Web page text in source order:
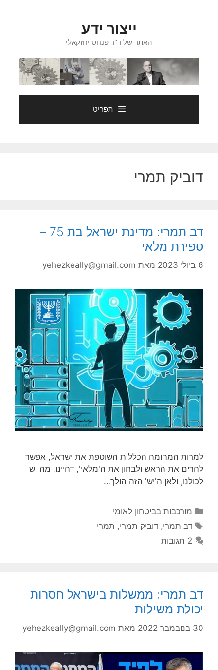
ייצור ידע
האתר של ד"ר פנחס יחזקאלי
תפריט
דוביק תמרי
דב תמרי: מדינת ישראל בת 75 –
ספירת מלאי
6 ביולי 2023 מאת yehezkeally@gmail.com
למרות המהומה הכללית השוטפת את ישראל, אפשר
להרים את הראש ולבחון את ה'מלאי', דהיינו, מה יש
לכולנו, ולאן ה'יש' הזה הולך…
קטגוריות
מורכבות בביטחון לאומי
תגיות
דב תמרי,דוביק תמרי, תמרי
2 תגובות
דב תמרי: ממשלות בישראל חסרות
יכולת משילות
30 בנובמבר 2022 מאת yehezkeally@gmail.com